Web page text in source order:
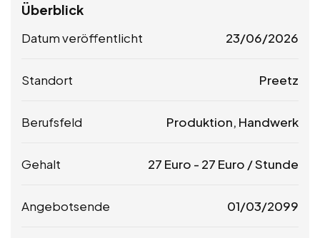
Überblick
Datum veröffentlicht 23/06/2026
Standort Preetz
Berufsfeld Produktion, Handwerk
Gehalt 27 Euro - 27 Euro / Stunde
Angebotsende 01/03/2099